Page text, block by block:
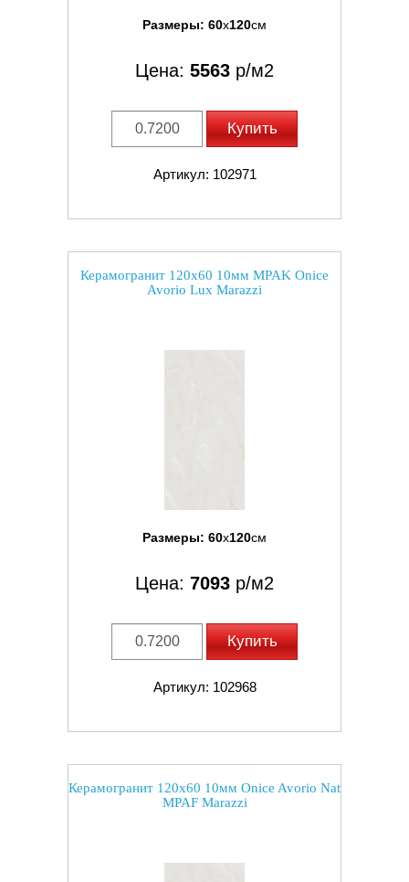
Размеры: 60x120см
Цена: 5563 р/м2
Купить
Артикул: 102971
Керамогранит 120x60 10мм MPAK Onice
Avorio Lux Marazzi
Размеры: 60x120см
Цена: 7093 р/м2
Купить
Артикул: 102968
Керамогранит 120x60 10мм Onice Avorio Nat
MPAF Marazzi